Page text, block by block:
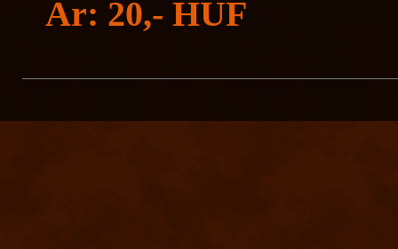
Ár: 20,- HUF